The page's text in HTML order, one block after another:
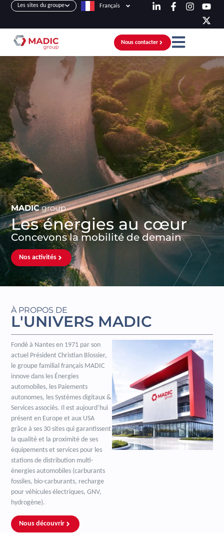
Les sites du groupe Français
Nous contacter
MADIC group
Les énergies au cœur
Concevons la mobilité de demain
Nos activités
À PROPOS DE
L'UNIVERS MADIC
Fondé à Nantes en 1971 par son
actuel Président Christian Blossier,
le groupe familial français MADIC
innove dans les Énergies
automobiles, les Paiements
autonomes, les Systèmes digitaux &
Services associés. Il est aujourd’hui
présent en Europe et aux USA
grâce à ses 30 sites qui garantissent
la qualité et la proximité de ses
équipements et services pour les
stations de distribution multi-
énergies automobiles (carburants
fossiles, bio-carburants, recharge
pour véhicules électriques, GNV,
hydrogène).
Nous découvrir